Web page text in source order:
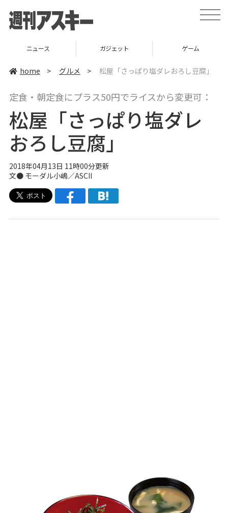
t
o
ニュース ガジェット ゲーム
home > グルメ > 松屋「さっぱり塩ダレおろし豆腐」
定食・朝定食にプラス50円でライスから変更可：
松屋「さっぱり塩ダレ
おろし豆腐」
2018年04月13日 11時00分更新
文● モーダル小嶋／ASCII